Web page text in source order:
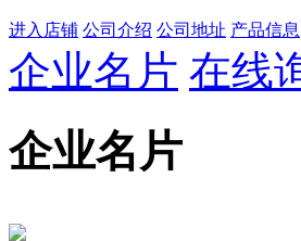
进入店铺 公司介绍 公司地址 产品信息
企业名片 在线
企业名片